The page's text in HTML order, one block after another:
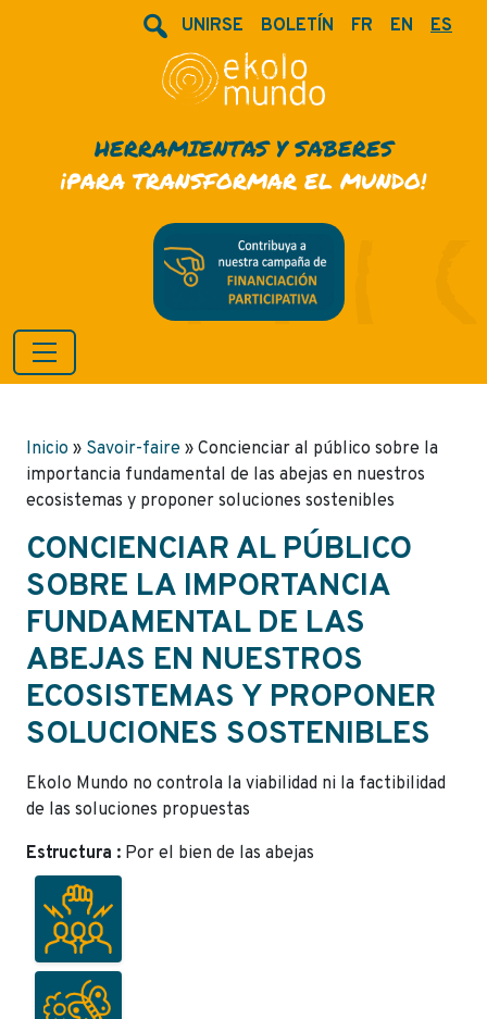
UNIRSE BOLETÍN FR EN ES
HERRAMIENTAS Y SABERES
¡PARA TRANSFORMAR EL MUNDO!
Inicio » Savoir-faire » Concienciar al público sobre la
importancia fundamental de las abejas en nuestros
ecosistemas y proponer soluciones sostenibles
CONCIENCIAR AL PÚBLICO
SOBRE LA IMPORTANCIA
FUNDAMENTAL DE LAS
ABEJAS EN NUESTROS
ECOSISTEMAS Y PROPONER
SOLUCIONES SOSTENIBLES
Ekolo Mundo no controla la viabilidad ni la factibilidad
de las soluciones propuestas
Estructura : Por el bien de las abejas